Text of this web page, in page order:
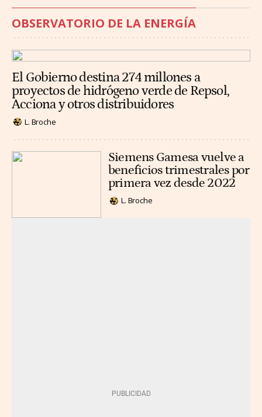
OBSERVATORIO DE LA ENERGÍA
El Gobierno destina 274 millones a
proyectos de hidrógeno verde de Repsol,
Acciona y otros distribuidores
L. Broche
Siemens Gamesa vuelve a
beneficios trimestrales por
primera vez desde 2022
L. Broche